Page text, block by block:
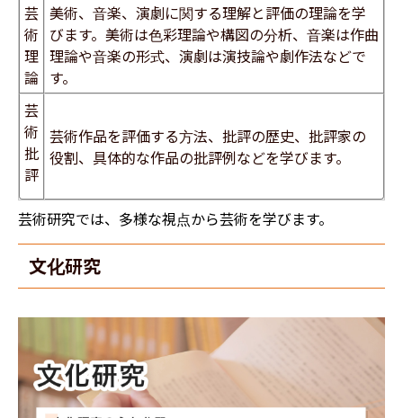
​芸
術
理
論​
美術、音楽、演劇に関する理解と評価の理論を学
びます。美術は色彩理論や構図の分析、音楽は作曲
理論や音楽の形式、演劇は演技論や劇作法などで
す。
芸
術
批
評
芸術作品を評価する方法、批評の歴史、批評家の
役割、具体的な作品の批評例などを学びます。
芸術研究では、多様な視点から芸術を学びます。
文化研究